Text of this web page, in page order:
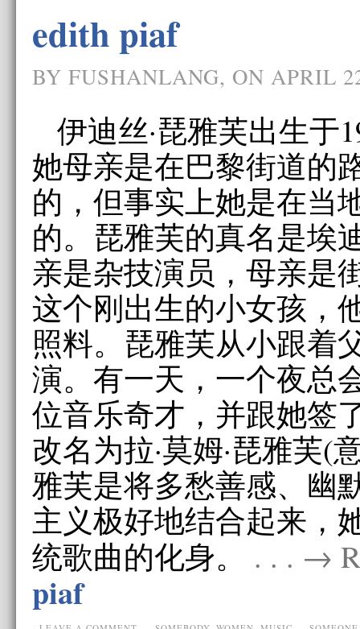
edith piaf
BY FUSHANLANG, ON APRIL
伊迪丝·琵雅芙出生于
她母亲是在巴黎街道的
的，但事实上她是在当
的。琵雅芙的真名是埃
亲是杂技演员，母亲是
这个刚出生的小女孩，
照料。琵雅芙从小跟着
演。有一天，一个夜总
位音乐奇才，并跟她签
改名为拉·莫姆·琵雅芙(
雅芙是将多愁善感、幽
主义极好地结合起来，
统歌曲的化身。 . . . →
piaf